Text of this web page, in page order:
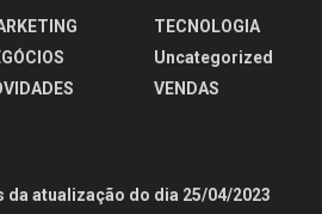
TECNOLOGIA
Uncategorized
VENDAS
da atualização do dia 25/04/2023